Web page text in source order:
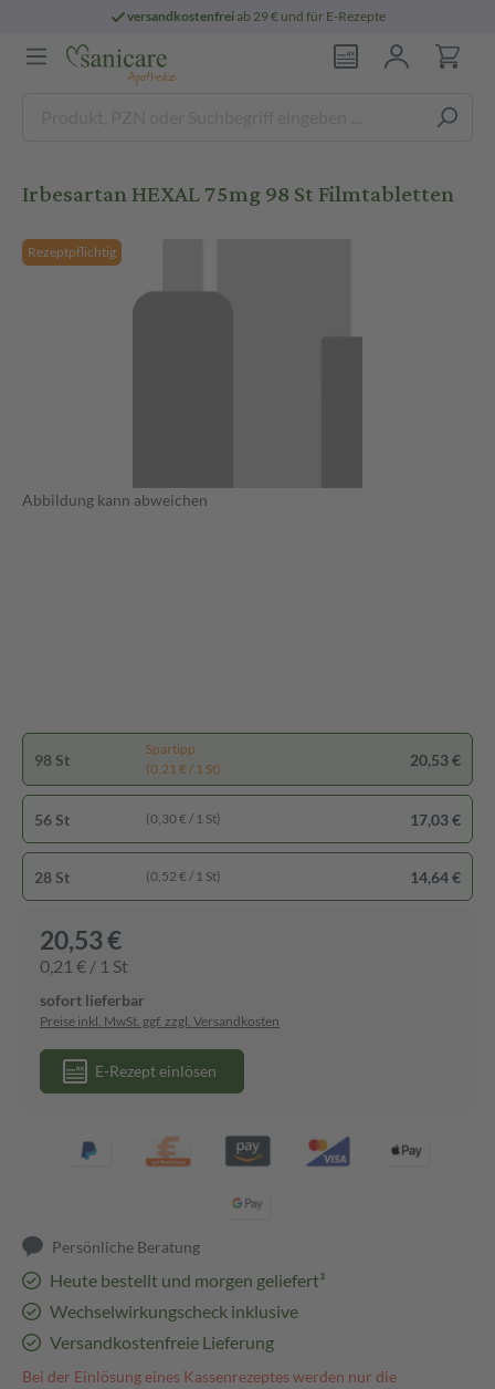
versandkostenfreiab 29 € und für E-Rezepte
Irbesartan HEXAL 75mg 98 St Filmtabletten
Rezeptpflichtig
Abbildung kann abweichen
98 St
Spartipp
(0,21 € / 1 St)
20,53 €
56 St (0,30 € / 1 St) 17,03 €
28 St (0,52 € / 1 St) 14,64 €
20,53 €
0,21 € / 1 St
sofort lieferbar
Preise inkl. MwSt. ggf. zzgl. Versandkosten
E-Rezept einlösen
Persönliche Beratung
Heute bestellt und morgen geliefert³
Wechselwirkungscheck inklusive
Versandkostenfreie Lieferung
Bei der Einlösung eines Kassenrezeptes werden nur die